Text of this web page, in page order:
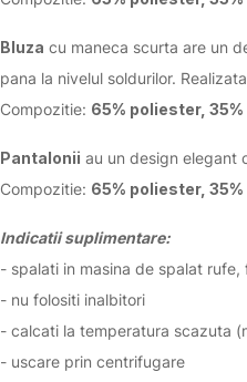
Bluza cu maneca scurta are un
pana la nivelul soldurilor.
Compozitie: 65% poliester,
Pantalonii au un design elegant
Compozitie: 65% poliester,
Indicatii suplimentare:
- spalati in masina de spalat
- nu folositi inalbitori
- calcati la temperatura scazuta
- uscare prin centrifugare